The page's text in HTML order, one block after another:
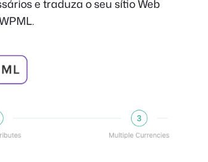
e traduza o seu sítio Web